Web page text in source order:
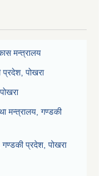
मन्त्रालय
प्रदेश, पोखरा
मन्त्रालय, गण्डकी
गण्डकी प्रदेश, पोखरा